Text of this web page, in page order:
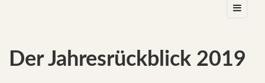
Der Jahresrückblick 2019